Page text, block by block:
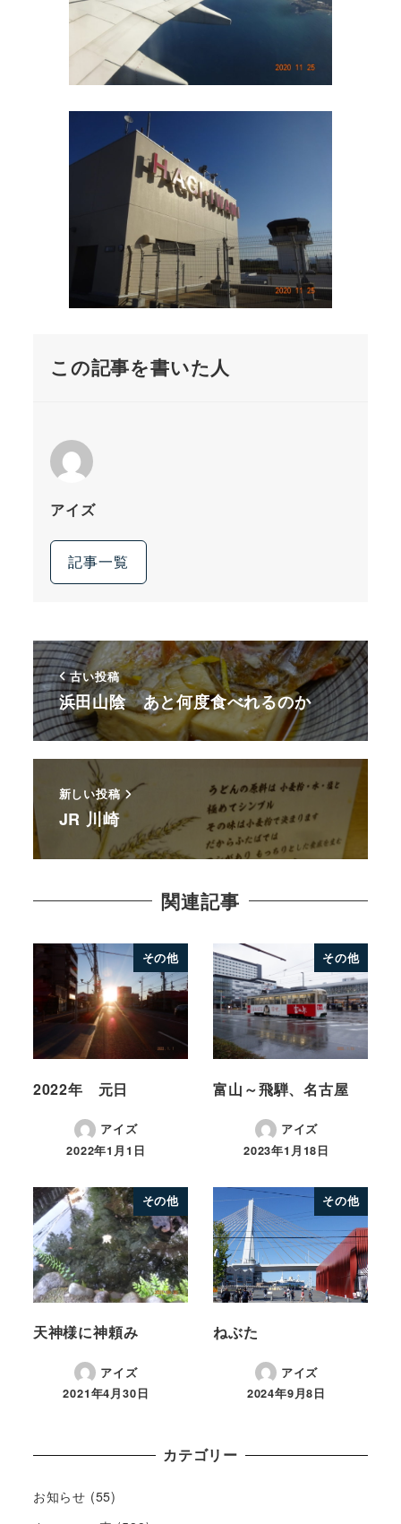
この記事を書いた人
アイズ
記事一覧
古い投稿
浜田山陰 あと何度食べれるのか
新しい投稿
JR 川崎
関連記事
その他
2022年 元日
アイズ
2022年1月1日
その他
富山～飛騨、名古屋
アイズ
2023年1月18日
その他
天神様に神頼み
アイズ
2021年4月30日
その他
ねぶた
アイズ
2024年9月8日
カテゴリー
お知らせ (55)